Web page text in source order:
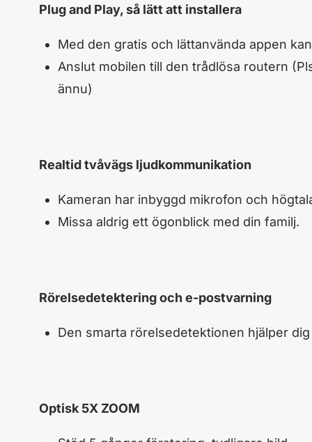
Plug and Play, så lätt att installera
Med den gratis och lättanvända appen
Anslut mobilen till den trådlösa routern
ännu)
Realtid tvåvägs ljudkommunikation
Kameran har inbyggd mikrofon och
Missa aldrig ett ögonblick med din familj.
Rörelsedetektering och e-postvarning
Den smarta rörelsedetektionen hjälper
Optisk 5X ZOOM